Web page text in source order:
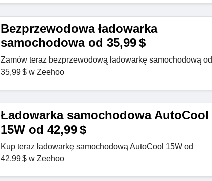
Bezprzewodowa ładowarka
samochodowa od 35,99 $
Zamów teraz bezprzewodową ładowarkę samochodową od
35,99 $ w Zeehoo
Ładowarka samochodowa AutoCool
15W od 42,99 $
Kup teraz ładowarkę samochodową AutoCool 15W od
42,99 $ w Zeehoo